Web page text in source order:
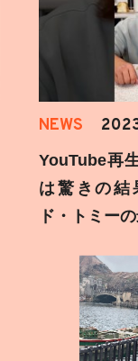
NEWS
YouTube再
は驚きの結
ド・トミー